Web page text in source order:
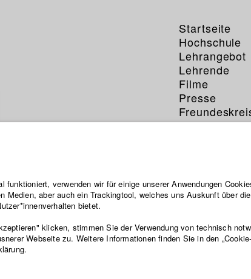
Startseite
Hochschule
Lehrangebot
Lehrende
Filme
Presse
Service
funktioniert, verwenden wir für einige unserer Anwendungen
Medien, aber auch ein Trackingtool, welches uns Auskunft über
bietet.
klicken, stimmen Sie der Verwendung von technisch
Webseite zu. Weitere Informationen finden Sie in den